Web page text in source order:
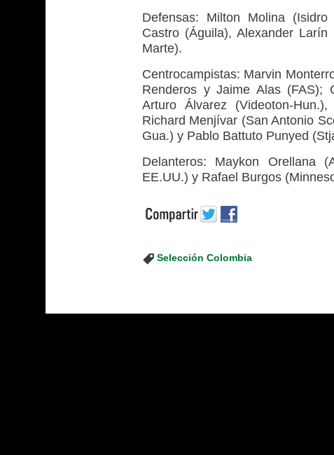
Defensas: Milton Molina
Castro (Águila), Alexander
Marte).
Centrocampistas: Marvin
Renderos y Jaime Alas (FAS);
Arturo Álvarez (Videoton-
Richard Menjívar (San Antonio
Gua.) y Pablo Battuto Punyed
Delanteros: Maykon Orellana
EE.UU.) y Rafael Burgos
Selección Colombia